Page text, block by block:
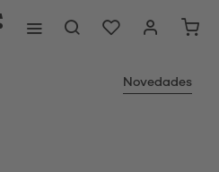
Novedades